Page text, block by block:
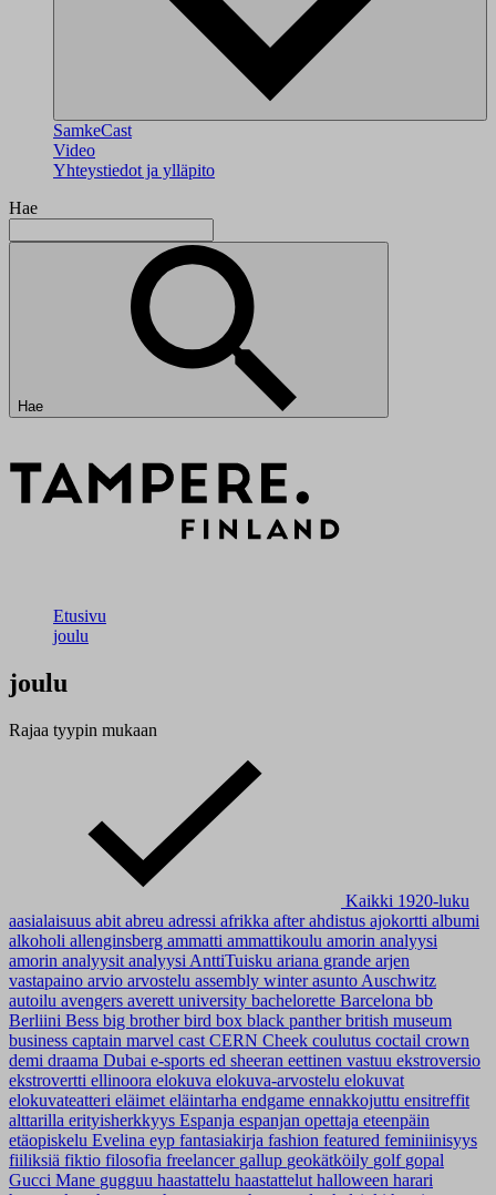
SamkeCast
Video
Yhteystiedot ja ylläpito
Hae
Hae
Etusivu
joulu
joulu
Rajaa tyypin mukaan
Kaikki 1920-luku
aasialaisuus abit abreu adressi afrikka afterahdistus ajokortti albumi
alkoholi allenginsberg ammatti ammattikoulu amorin analyysi
amorin analyysit analyysi AnttiTuisku ariana grande arjen
vastapaino arvio arvostelu assembly winterasunto Auschwitz
autoilu avengers averett university bachelorette Barcelona bb
Berliini Bess big brotherbird box black pantherbritish museum
business captain marvel cast CERN Cheek coulutus coctail crown
demi draama Dubai e-sports ed sheeran eettinen vastuu ekstroversio
ekstrovertti ellinoora elokuva elokuva-arvostelu elokuvat
elokuvateatteri eläimet eläintarha endgame ennakkojuttu ensitreffit
alttarilla erityisherkkyys Espanja espanjan opettaja eteenpäin
etäopiskelu Evelina eyp fantasiakirja fashion featured feminiinisyys
fiiliksiä fiktio filosofia freelancer gallup geokätköily golf gopal
Gucci Mane gugguu haastattelu haastattelut halloween harari